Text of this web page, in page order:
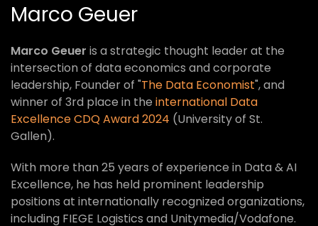
Marco Geuer
Marco Geuer is a strategic thought leader at the
intersection of data economics and corporate
leadership, Founder of "The Data Economist", and
winner of 3rd place in the international Data
Excellence CDQ Award 2024 (University of St.
Gallen).
With more than 25 years of experience in Data & AI
Excellence, he has held prominent leadership
positions at internationally recognized organizations,
including FIEGE Logistics and Unitymedia/Vodafone.